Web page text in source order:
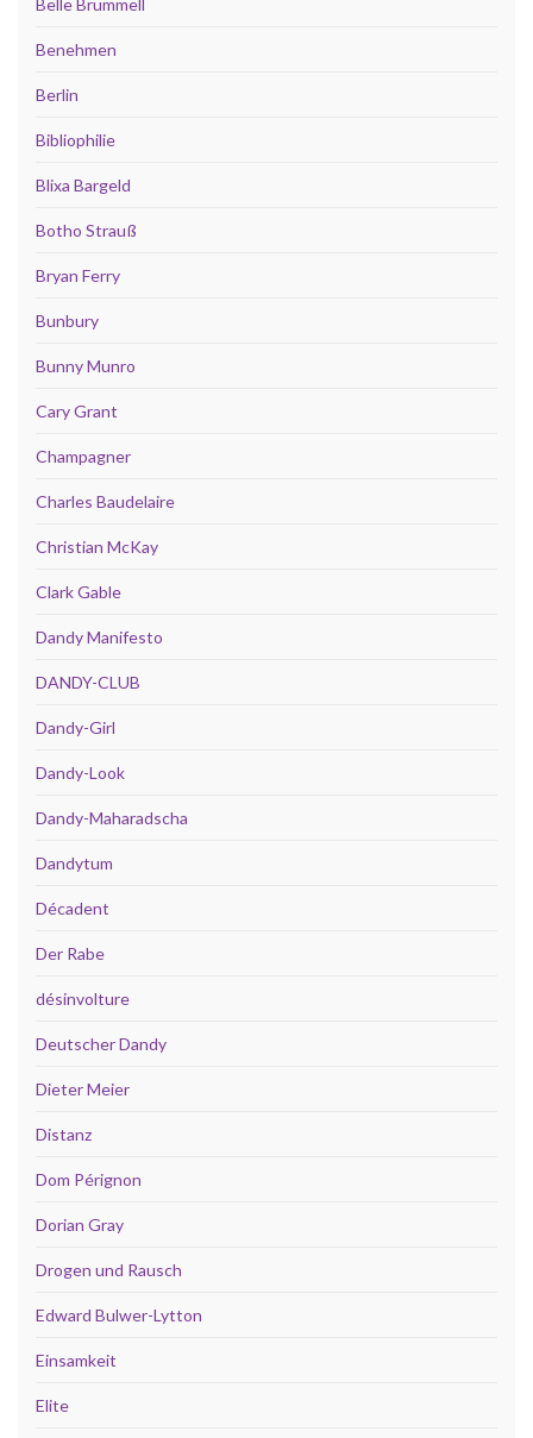
Belle Brummell
Benehmen
Berlin
Bibliophilie
Blixa Bargeld
Botho Strauß
Bryan Ferry
Bunbury
Bunny Munro
Cary Grant
Champagner
Charles Baudelaire
Christian McKay
Clark Gable
Dandy Manifesto
DANDY-CLUB
Dandy-Girl
Dandy-Look
Dandy-Maharadscha
Dandytum
Décadent
Der Rabe
désinvolture
Deutscher Dandy
Dieter Meier
Distanz
Dom Pérignon
Dorian Gray
Drogen und Rausch
Edward Bulwer-Lytton
Einsamkeit
Elite